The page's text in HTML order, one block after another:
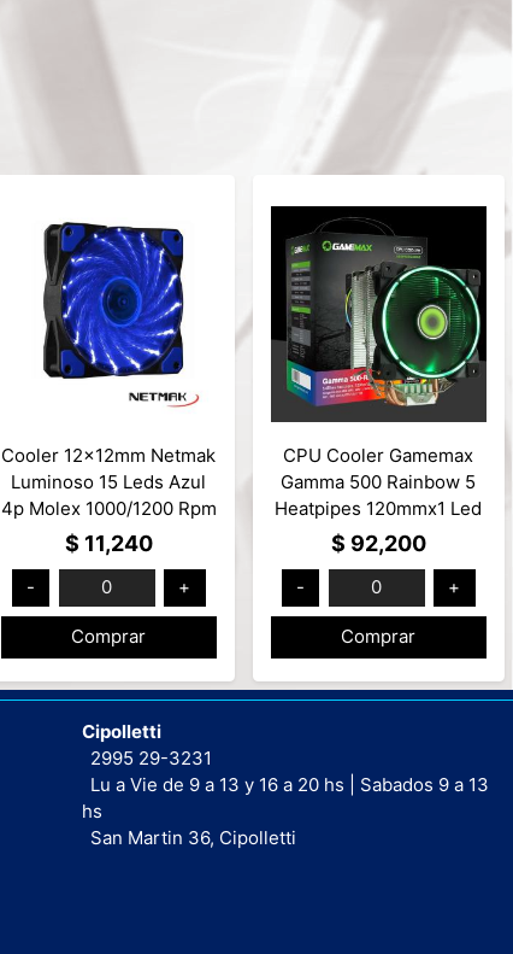
Cooler 12x12mm Netmak
Luminoso 15 Leds Azul
4p Molex 1000/1200 Rpm
Mod: NM-12025B
$ 11,240
- 0 +
Comprar
CPU Cooler Gamemax
Gamma 500 Rainbow 5
Heatpipes 120mmx1 Led
Fan ARGB Amd/Intel
$ 92,200
- 0 +
Comprar
Cipolletti
2995 29-3231
Lu a Vie de 9 a 13 y 16 a 20 hs | Sabados 9 a 13
hs
San Martin 36, Cipolletti